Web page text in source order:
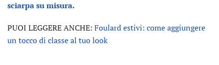
sciarpa su misura.
PUOI LEGGERE ANCHE: Foulard estivi: come aggiungere
un tocco di classe al tuo look